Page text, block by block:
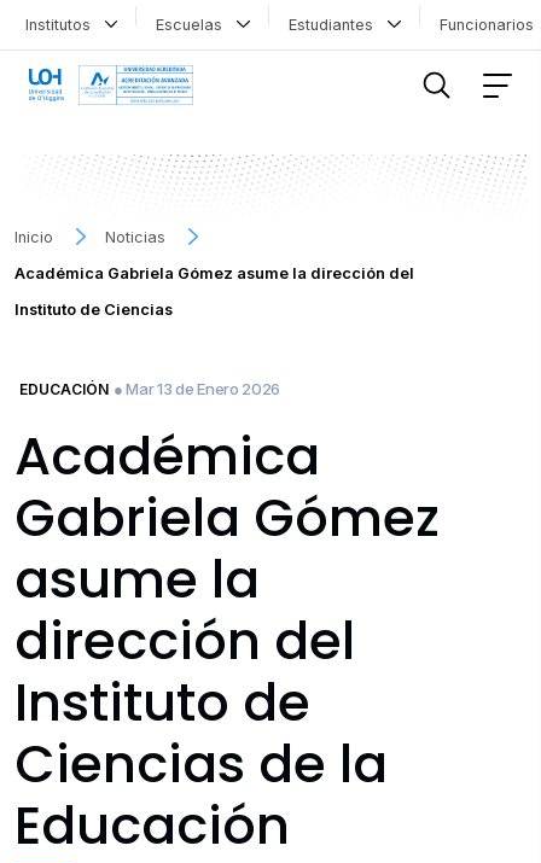
Institutos Escuelas Estudiantes
Inicio
Noticias
Académica Gabriela Gómez asume la dirección del
Instituto de Ciencias
EDUCACIÓN ● Mar 13 de Enero 2026
Académica
Gabriela Gómez
asume la
dirección del
Instituto de
Ciencias de la
Educación